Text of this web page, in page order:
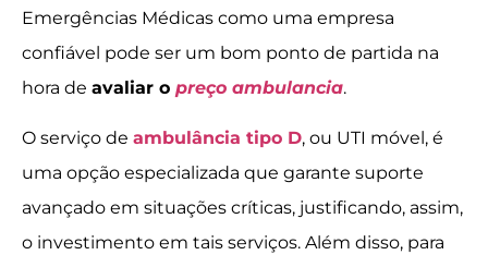
Emergências Médicas como uma empresa
confiável pode ser um bom ponto de partida na
hora de avaliar o preço ambulancia.
O serviço de ambulância tipo D, ou UTI móvel, é
uma opção especializada que garante suporte
avançado em situações críticas, justificando, assim,
o investimento em tais serviços. Além disso, para